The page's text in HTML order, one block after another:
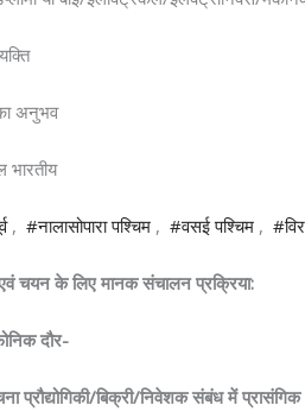
अनुभव
,#नालासोपारा पश्चिम ,#वसई पश्चिम ,
एवं चयन के लिए मानक संचालन प्रक्रिया:
दौर-
प्रौद्योगिकी/बिक्री/निवेशक संबंध में